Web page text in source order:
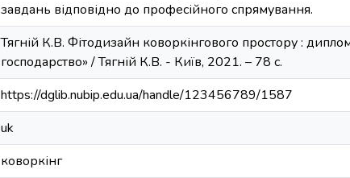
завдань відповідно до професійного спрямування.
Тягній К.В. Фітодизайн коворкінгового простору :
господарство» / Тягній К.В. - Київ, 2021. – 78 с.
https://dglib.nubip.edu.ua/handle/123456789/1587
uk
коворкінг